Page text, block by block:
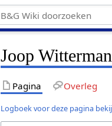
Joop
Pagina Overleg
Logboek voor deze pagina